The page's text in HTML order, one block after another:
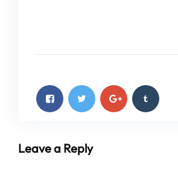
Leave a Reply